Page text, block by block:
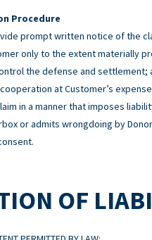
Procedure
prompt written notice of the
only to the extent materially
the defense and settlement;
at Customer’s
in a manner that imposes
or admits wrongdoing by
OF